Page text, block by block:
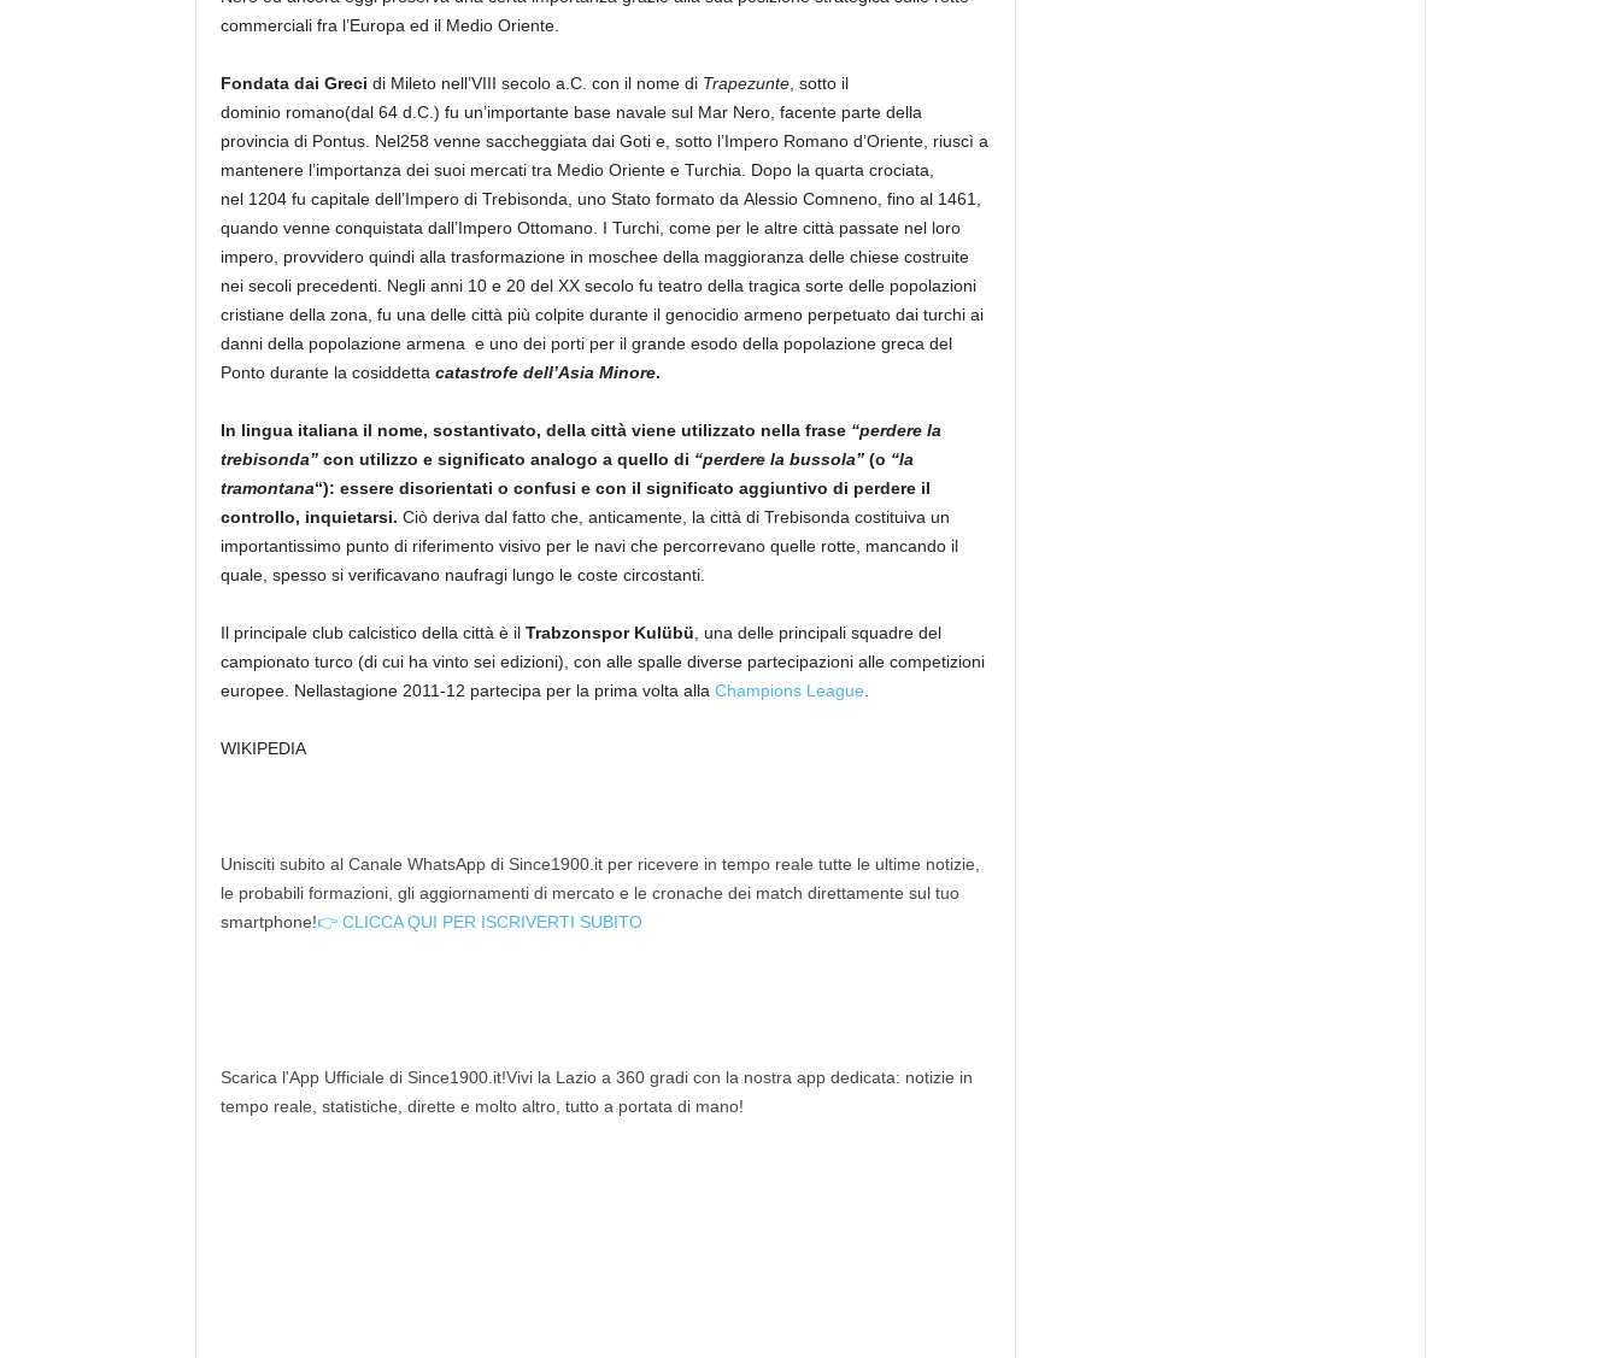
commerciali fra l’Europa ed il Medio Oriente.
Fondata dai Greci di Mileto nell’VIII secolo a.C. con il nome di Trapezunte, sotto il
dominio romano(dal 64 d.C.) fu un’importante base navale sul Mar Nero, facente parte della
provincia di Pontus. Nel258 venne saccheggiata dai Goti e, sotto l’Impero Romano d’Oriente, riuscì a
mantenere l’importanza dei suoi mercati tra Medio Oriente e Turchia. Dopo la quarta crociata,
nel 1204 fu capitale dell’Impero di Trebisonda, uno Stato formato da Alessio Comneno, fino al 1461,
quando venne conquistata dall’Impero Ottomano. I Turchi, come per le altre città passate nel loro
impero, provvidero quindi alla trasformazione in moschee della maggioranza delle chiese costruite
nei secoli precedenti. Negli anni 10 e 20 del XX secolo fu teatro della tragica sorte delle popolazioni
cristiane della zona, fu una delle città più colpite durante il genocidio armeno perpetuato dai turchi ai
danni della popolazione armena e uno dei porti per il grande esodo della popolazione greca del
Ponto durante la cosiddetta catastrofe dell’Asia Minore.
In lingua italiana il nome, sostantivato, della città viene utilizzato nella frase “perdere la
trebisonda”con utilizzo e significato analogo a quello di “perdere la bussola”(o “la
tramontana“): essere disorientati o confusi e con il significato aggiuntivo di perdere il
controllo, inquietarsi. Ciò deriva dal fatto che, anticamente, la città di Trebisonda costituiva un
importantissimo punto di riferimento visivo per le navi che percorrevano quelle rotte, mancando il
quale, spesso si verificavano naufragi lungo le coste circostanti.
Il principale club calcistico della città è il Trabzonspor Kulübü , una delle principali squadre del
campionato turco (di cui ha vinto sei edizioni), con alle spalle diverse partecipazioni alle competizioni
europee. Nellastagione 2011-12 partecipa per la prima volta alla Champions League
WIKIPEDIA
Unisciti subito al Canale WhatsApp di Since1900.it per ricevere in tempo reale tutte le ultime notizie,
le probabili formazioni, gli aggiornamenti di mercato e le cronache dei match direttamente sul tuo
smartphone!👉 CLICCA QUI PER ISCRIVERTI SUBITO
Scarica l'App Ufficiale di Since1900.it!Vivi la Lazio a 360 gradi con la nostra app dedicata: notizie in
tempo reale, statistiche, dirette e molto altro, tutto a portata di mano!